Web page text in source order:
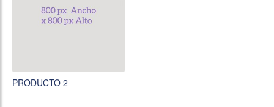
PRODUCTO 2